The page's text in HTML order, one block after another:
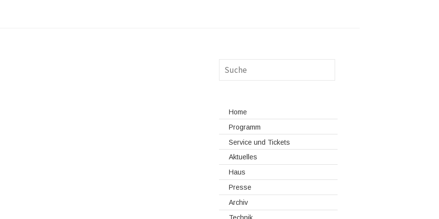
Home
Programm
Service und Tickets
Aktuelles
Haus
Presse
Archiv